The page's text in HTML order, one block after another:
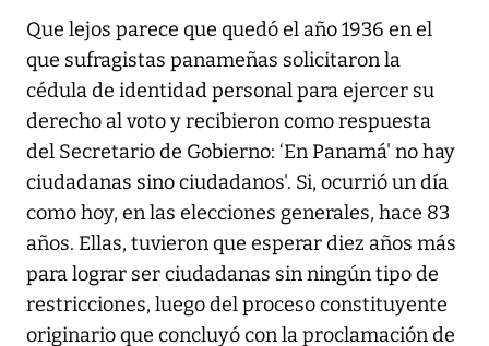
Que lejos parece que quedó el año 1936 en el
que sufragistas panameñas solicitaron la
cédula de identidad personal para ejercer su
derecho al voto y recibieron como respuesta
del Secretario de Gobierno: ‘En Panamá' no hay
ciudadanas sino ciudadanos'. Si, ocurrió un día
como hoy, en las elecciones generales, hace 83
años. Ellas, tuvieron que esperar diez años más
para lograr ser ciudadanas sin ningún tipo de
restricciones, luego del proceso constituyente
originario que concluyó con la proclamación de